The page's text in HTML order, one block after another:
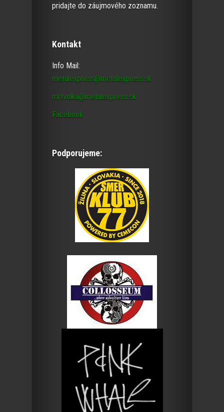
pridajte do záujmového zoznamu.
Kontakt
Info Mail:
metalexpress@metalexpress.sk
mrtvolka@metalexpress.sk
Facebook
Podporujeme: